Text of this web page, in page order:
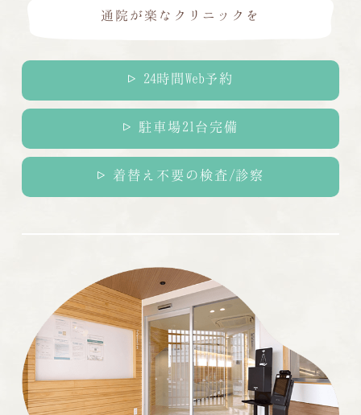
通院が楽なクリニックを
24時間Web予約
駐車場21台完備
着替え不要の検査/診察